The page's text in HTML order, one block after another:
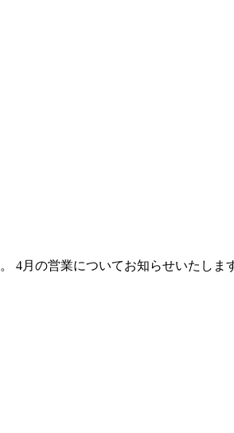
4月の営業についてお知らせいたし